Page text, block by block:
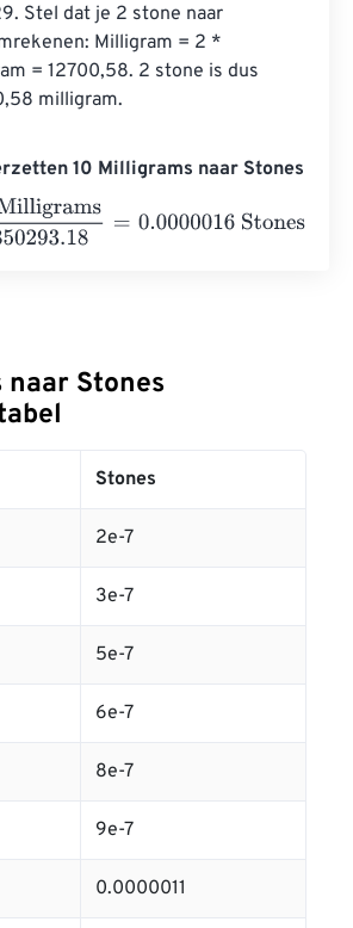
Stel dat je 2 stone naar
Milligram = 2 *
= 12700,58. 2 stone is dus
milligram.
10 Milligrams naar Stones
6350293.18=0.0000016
Stones
Stones
2e-7
3e-7
5e-7
6e-7
8e-7
9e-7
0.0000011